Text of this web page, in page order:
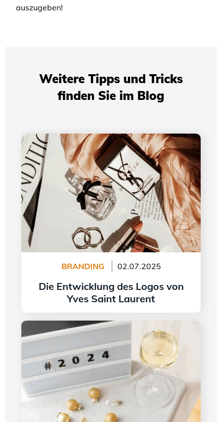
auszugeben!
Weitere Tipps und Tricks
finden Sie im Blog
BRANDING 02.07.2025
Die Entwicklung des Logos von
Yves Saint Laurent
Weiter lesen
Die Entwicklung des Logos von Yves Saint
Laurent
Logogestaltung im Jahr 2024 - 5 Trends, die es
zu beachten gilt